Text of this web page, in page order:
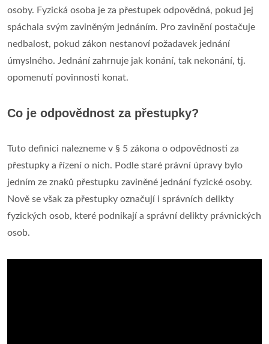
osoby. Fyzická osoba je za přestupek odpovědná, pokud jej
spáchala svým zaviněným jednáním. Pro zavinění postačuje
nedbalost, pokud zákon nestanoví požadavek jednání
úmyslného. Jednání zahrnuje jak konání, tak nekonání, tj.
opomenutí povinnosti konat.
Co je odpovědnost za přestupky?
Tuto definici nalezneme v § 5 zákona o odpovědnosti za
přestupky a řízení o nich. Podle staré právní úpravy bylo
jedním ze znaků přestupku zaviněné jednání fyzické osoby.
Nově se však za přestupky označují i správních delikty
fyzických osob, které podnikají a správní delikty právnických
osob.